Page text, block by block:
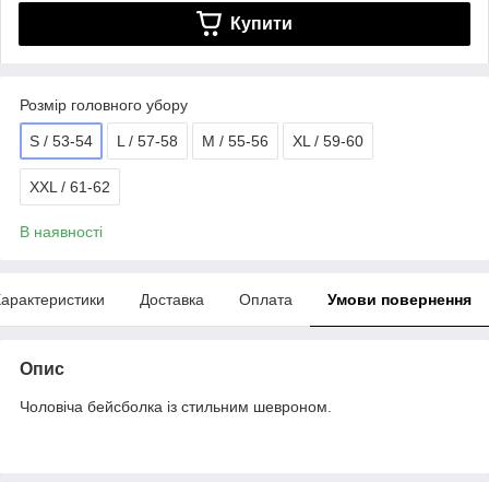
Купити
Розмір головного убору
S / 53-54 L / 57-58 M / 55-56 XL / 59-60
XXL / 61-62
В наявності
Доставка Оплата Умови повернення
Опис
Чоловіча бейсболка із стильним шевроном.